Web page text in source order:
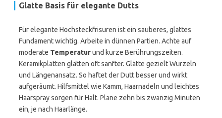
Glatte Basis für elegante Dutts
Für elegante Hochsteckfrisuren ist ein sauberes, glattes
Fundament wichtig. Arbeite in dünnen Partien. Achte auf
moderate Temperaturund kurze Berührungszeiten.
Keramikplatten glätten oft sanfter. Glätte gezielt Wurzeln
und Längenansatz. So haftet der Dutt besser und wirkt
aufgeräumt. Hilfsmittel wie Kamm, Haarnadeln und leichtes
Haarspray sorgen für Halt. Plane zehn bis zwanzig Minuten
ein, je nach Haarlänge.